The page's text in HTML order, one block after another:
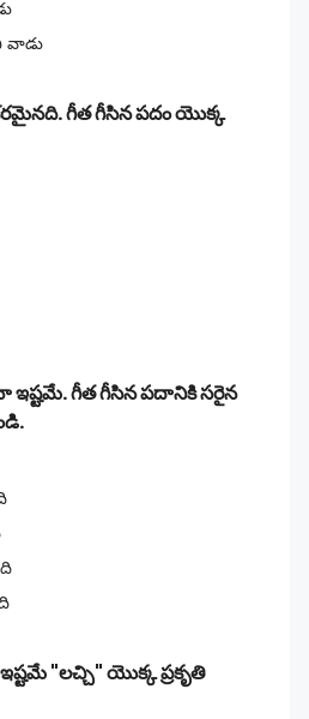
వాడు
గీత గీసిన పదం యొక్క
ఇష్టమే. గీత గీసిన పదానికి సరైన
"లచ్చి" యొక్క ప్రకృతి